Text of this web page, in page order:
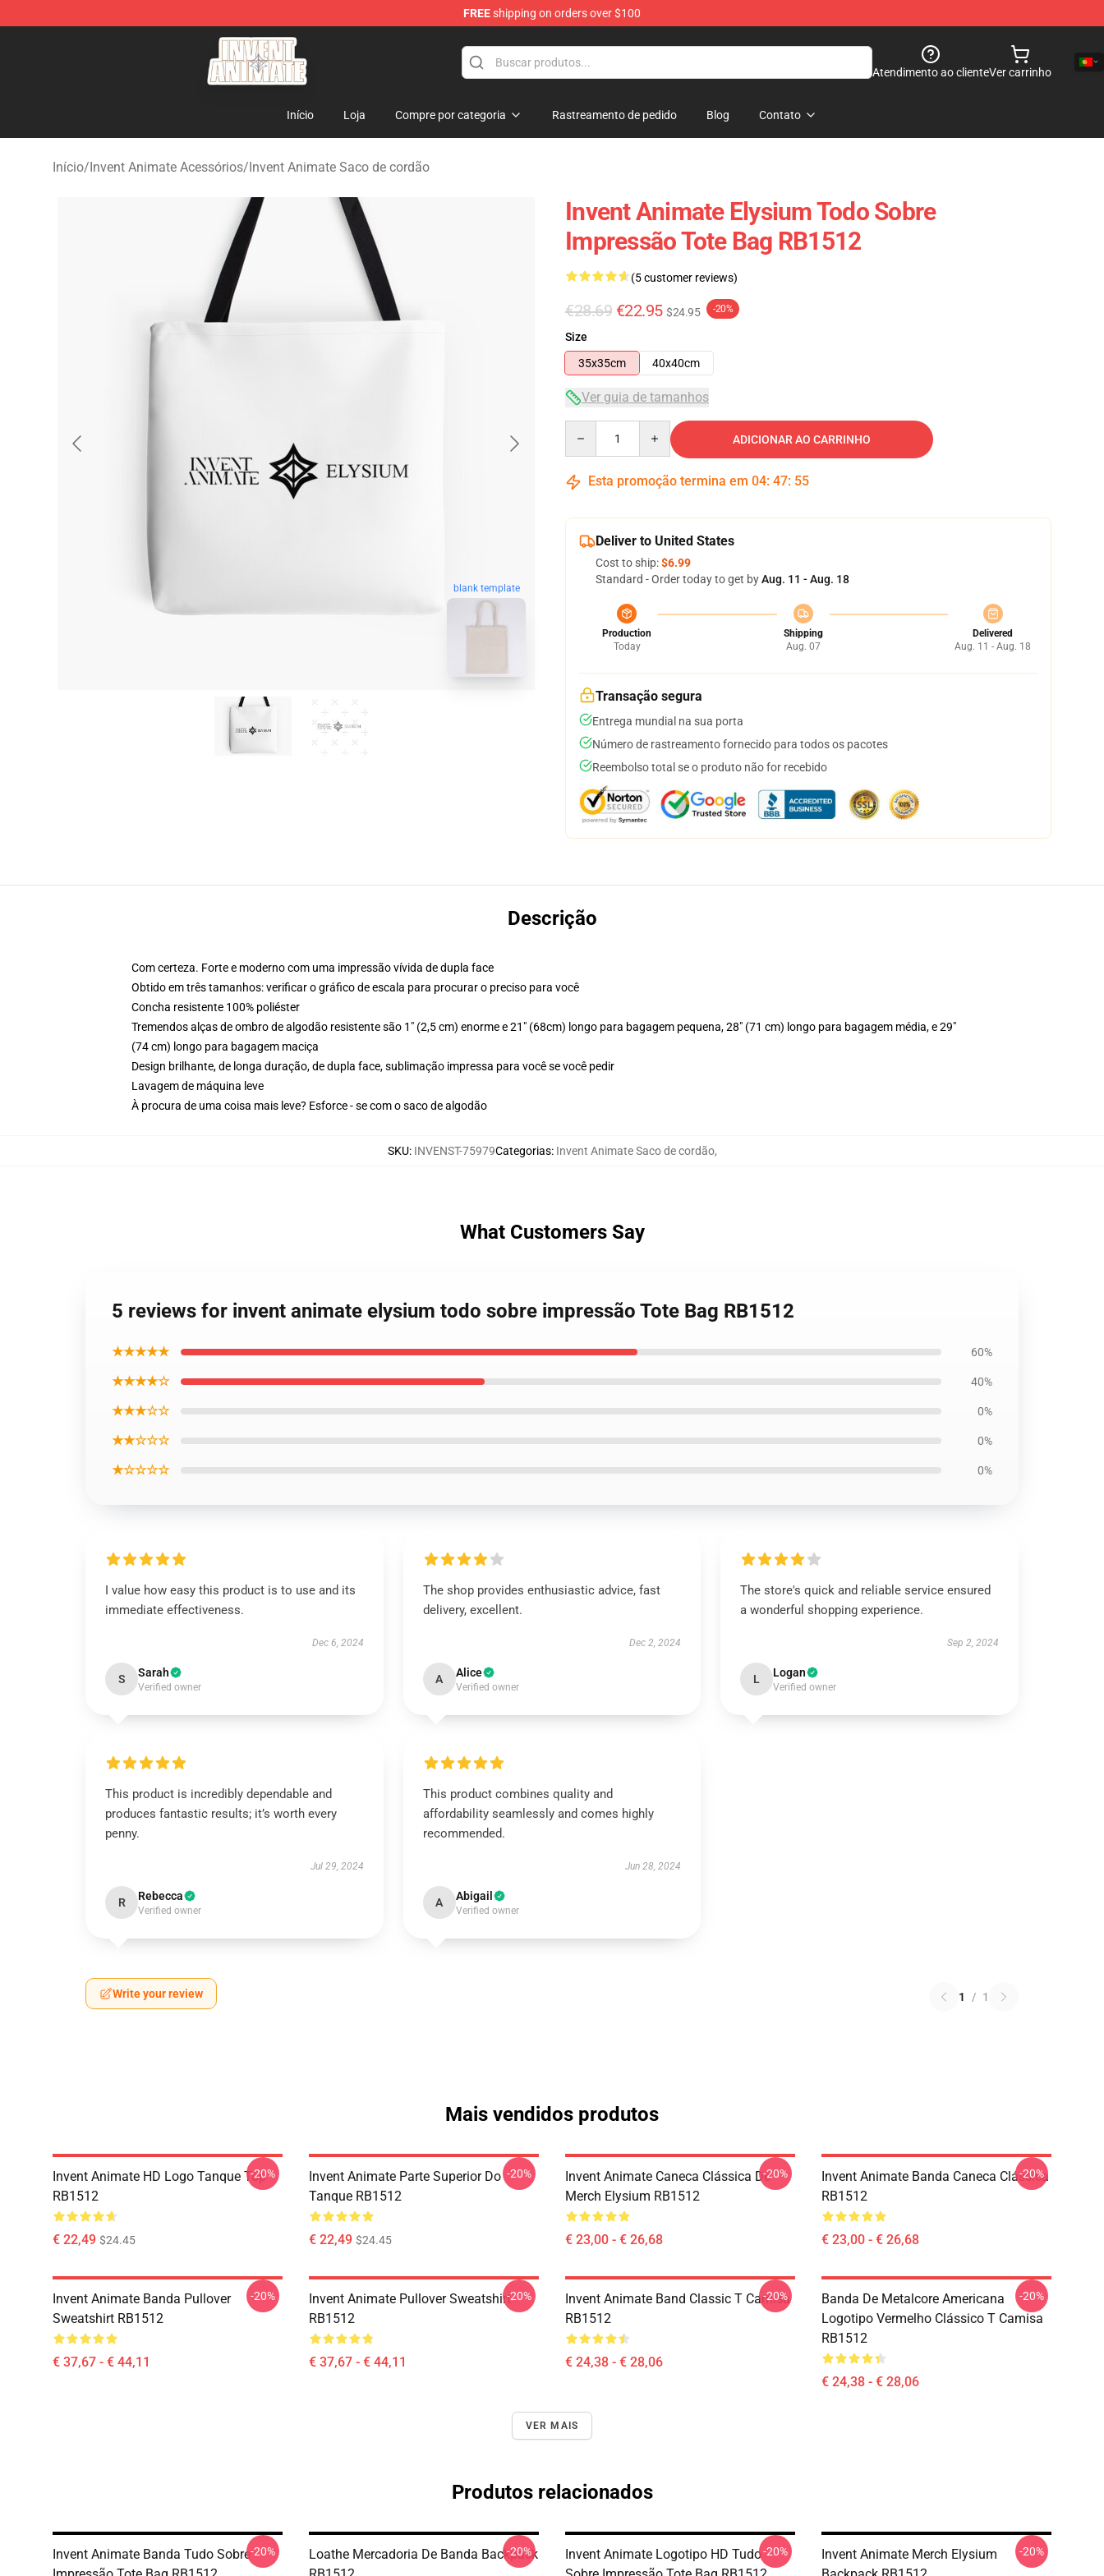
FREEshipping on orders over $100
Invent Animate Shop - Official Invent Animate Merchandise Store
Atendimento ao clienteVer carrinho
Início Loja Compre por categoria Rastreamento de pedido Blog Contato
Início/Invent Animate Acessórios/Invent Animate Saco de cordão
blank template
Invent Animate Elysium Todo Sobre
Impressão Tote Bag RB1512
(5 customer reviews)
€28.69 €22.95 $24.95 -20%
Size
35x35cm
40x40cm
Ver guia de tamanhos
ADICIONAR AO CARRINHO
Esta promoção termina em 04: 47: 54
Deliver to United States
Cost to ship:$6.99
Standard - Order today to get byAug. 11 - Aug. 18
Production
Today
Shipping
Aug. 07
Delivered
Aug. 11 - Aug. 18
Transação segura
Entrega mundial na sua porta
Número de rastreamento fornecido para todos os pacotes
Reembolso total se o produto não for recebido
Descrição
Com certeza. Forte e moderno com uma impressão vívida de dupla face
Obtido em três tamanhos: verificar o gráfico de escala para procurar o preciso para você
Concha resistente 100% poliéster
Tremendos alças de ombro de algodão resistente são 1" (2,5 cm) enorme e 21" (68cm) longo para bagagem pequena, 28" (71 cm) longo para bagagem média, e 29"
(74 cm) longo para bagagem maciça
Design brilhante, de longa duração, de dupla face, sublimação impressa para você se você pedir
Lavagem de máquina leve
À procura de uma coisa mais leve? Esforce - se com o saco de algodão
SKU: INVENST-75979Categorias: Invent Animate Saco de cordão,
What Customers Say
5 reviews for invent animate elysium todo sobre impressão Tote Bag RB1512
★★★★★ 60%
★★★★☆ 40%
★★★☆☆ 0%
★★☆☆☆ 0%
★☆☆☆☆ 0%
I value how easy this product is to use and its
immediate effectiveness.
Dec 6, 2024
S Sarah
Verified owner
The shop provides enthusiastic advice, fast
delivery, excellent.
Dec 2, 2024
A Alice
Verified owner
The store's quick and reliable service ensured
a wonderful shopping experience.
Sep 2, 2024
L Logan
Verified owner
This product is incredibly dependable and
produces fantastic results; it’s worth every
penny.
Jul 29, 2024
R Rebecca
Verified owner
This product combines quality and
affordability seamlessly and comes highly
recommended.
Jun 28, 2024
A Abigail
Verified owner
Write your review 1 / 1
Mais vendidos produtos
Invent Animate HD Logo Tanque Top
RB1512
€ 22,49 $24.45
-20%
Invent Animate Parte Superior Do
Tanque RB1512
€ 22,49 $24.45
-20%
Invent Animate Caneca Clássica De
Merch Elysium RB1512
€ 23,00 - € 26,68
-20%
Invent Animate Banda Caneca Clássica
RB1512
€ 23,00 - € 26,68
-20%
Invent Animate Banda Pullover
Sweatshirt RB1512
€ 37,67 - € 44,11
-20%
Invent Animate Pullover Sweatshirt
RB1512
€ 37,67 - € 44,11
-20%
Invent Animate Band Classic T Camisa
RB1512
€ 24,38 - € 28,06
-20%
Banda De Metalcore Americana
Logotipo Vermelho Clássico T Camisa
RB1512
€ 24,38 - € 28,06
-20%
VER MAIS
Produtos relacionados
Invent Animate Banda Tudo Sobre-20%
Loathe Mercadoria De Banda Backpack
-20%
Invent Animate Logotipo HD Tudo-20%
Invent Animate Merch Elysium
-20%